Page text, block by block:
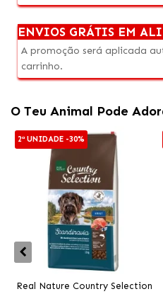
ENVIOS GRÁTIS EM
A promoção será aplicada
carrinho.
O Teu Animal Pode
2ª UNIDADE -30%
Real Nature Country Selection